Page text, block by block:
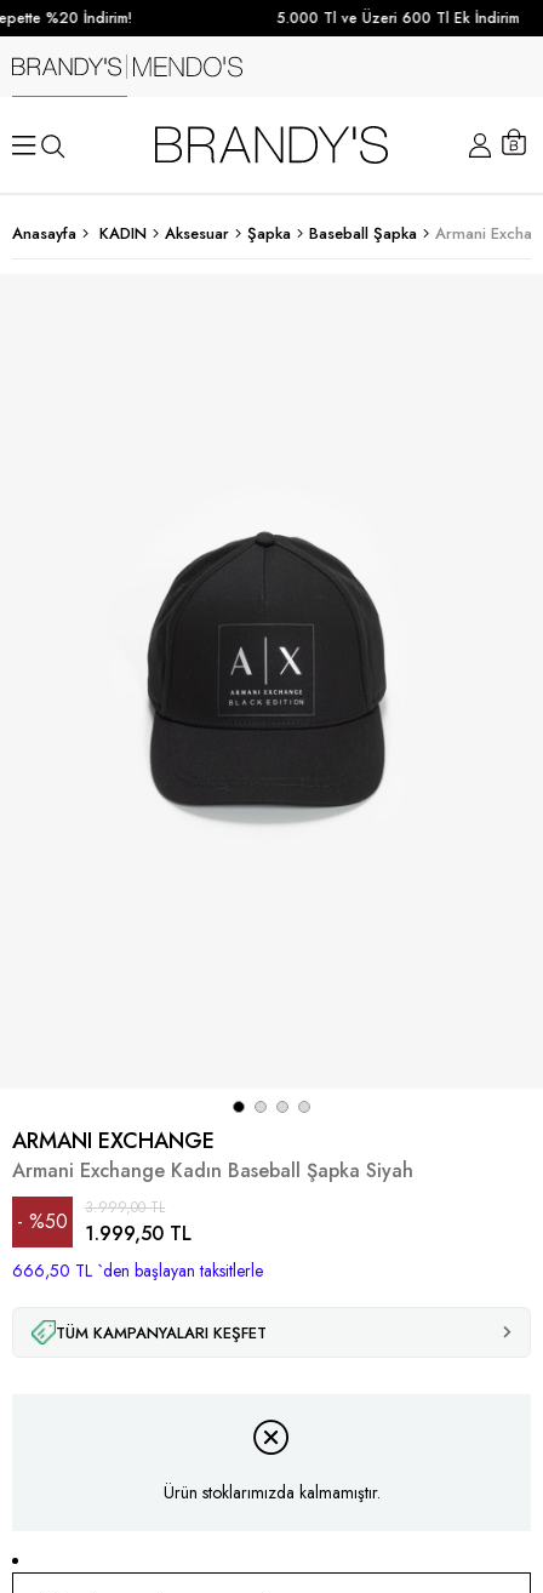
%20 İndirim! 5.000 Tl ve Üzeri 600 Tl Ek İndirim
Anasayfa KADIN Aksesuar Şapka Baseball Şapka Armani
ARMANI EXCHANGE
Armani Exchange Kadın Baseball Şapka Siyah
%50
İndirim
3.999,00 TL
1.999,50 TL
666,50 TL `den başlayan taksitlerle
TÜM KAMPANYALARI KEŞFET
Ürün stoklarımızda kalmamıştır.